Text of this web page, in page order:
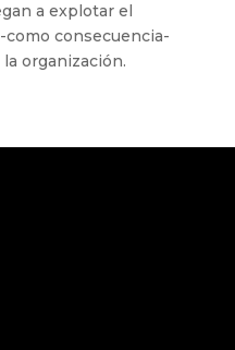
a explotar el
consecuencia-
organización.